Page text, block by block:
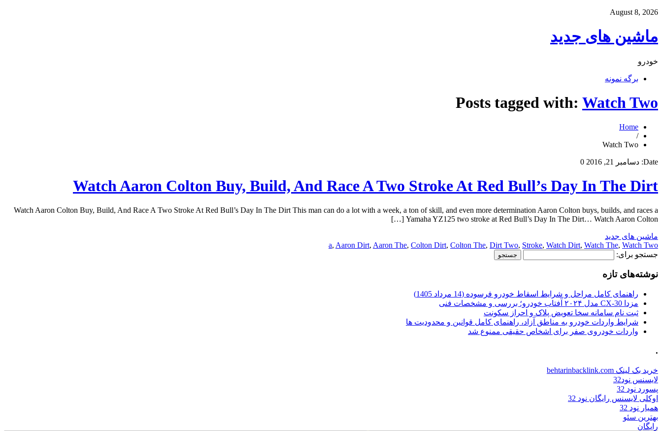
August 8, 2026
ماشین های جدید
خودرو
برگه نمونه
Posts tagged with: Watch Two
Home
/
Watch Two
Date: دسامبر 21, 2016 0
Watch Aaron Colton Buy, Build, And Race A Two Stroke At Red Bull’s Day In The Dirt
Watch Aaron Colton Buy, Build, And Race A Two Stroke At Red Bull’s Day In The Dirt This man can do a lot with a week, a ton of skill, and even more determination Aaron Colton buys, builds, and races a
Yamaha YZ125 two stroke at Red Bull’s Day In The Dirt… Watch Aaron Colton […]
ماشین های جدید
a, Aaron Dirt, Aaron The, Colton Dirt, Colton The, Dirt Two, Stroke, Watch Dirt, Watch The, Watch Two
جستجو برای:
نوشته‌های تازه
راهنمای کامل مراحل و شرایط اسقاط خودرو فرسوده (14 مرداد 1405)
مزدا CX-30 مدل ۲۰۲۴ آفتاب خودرو؛ بررسی و مشخصات فنی
ثبت نام سامانه سخا تعویض پلاک و احراز سکونت
شرایط واردات خودرو به مناطق آزاد، راهنمای کامل قوانین و محدودیت ها
واردات خودروی صفر برای اشخاص حقیقی ممنوع شد
.
خرید بک لینک behtarinbacklink.com
لایسنس نود32
پسورد نود 32
اوکلی لایسنس رایگان نود 32
همیار نود 32
بهترین سئو
رایگان